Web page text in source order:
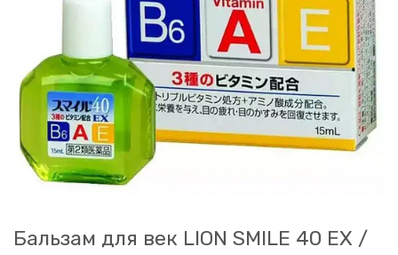
Бальзам для век LION SMILE 40 EX /